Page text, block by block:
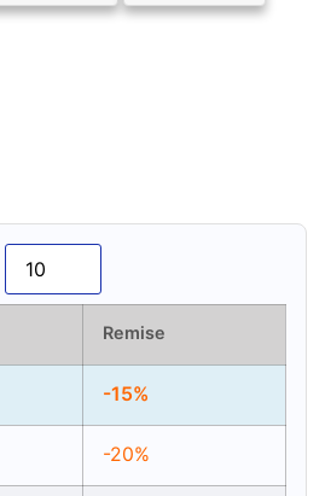
Remise
-15%
-20%